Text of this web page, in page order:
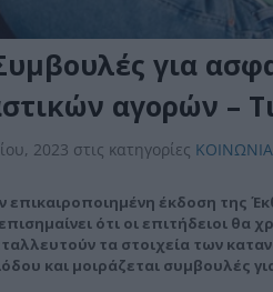
για
αγορών –
2023 στις κατηγορίες ΚΟΙΝΩΝΙΑ
επικαιροποιημένη έκδοση της
ότι οι επιτήδειοι θα
τα στοιχεία των
και μοιράζεται συμβουλές